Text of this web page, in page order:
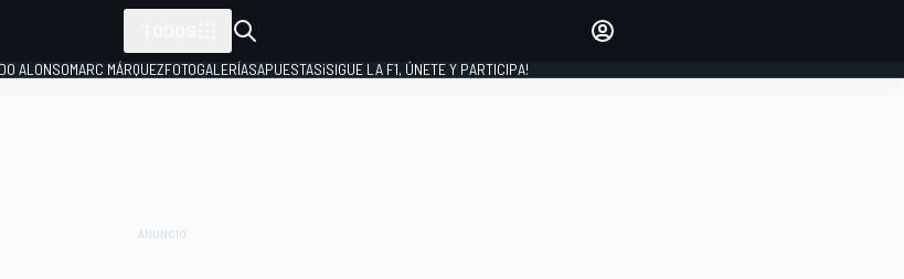
ALONSOMARC MÁRQUEZFOTOGALERÍASAPUESTAS¡SIGUE LA F1, ÚNETE Y PARTICIPA!